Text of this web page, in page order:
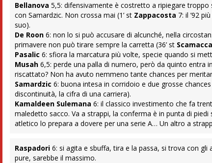
Bellanova 5,5: difensivamente è costretto a ripiegare
con Samardzic. Non crossa mai (1’ st Zappacosta 7: il ’92
suo).
De Roon 6: non lo si può accusare di alcunché, nella
primavere non può tirare sempre la carretta (36’ st Scamacca
Pasalic 6: sfiora la marcatura più volte, specie quando si
Musah 6,5: perde una palla di numero, però da quinto entra
riscattato? Non ha avuto nemmeno tante chances per
Samardzic 6: buona intesa in corridoio e due grosse
discontinuità, la cifra di una carriera).
Kamaldeen Sulemana 6: il classico investimento che fa
maledetto sacco. Va a strappi, la conferma è in punta di
atletico lo prepara a dovere per una serie A… Un altro a
Raspadori 6: si agita e sbuffa, tira e la passa, si trova con
pure, sarebbe il massimo.